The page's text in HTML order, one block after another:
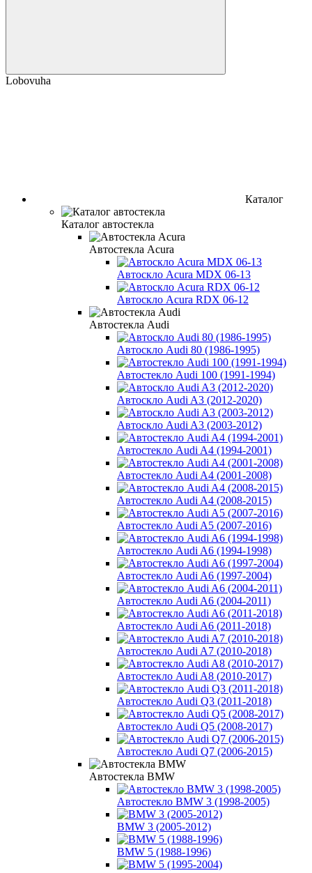
Lobovuha
Каталог
Каталог автостекла
Автостекла Acura
Автоскло Acura MDX 06-13
Автоскло Acura RDX 06-12
Автостекла Audi
Автоскло Audi 80 (1986-1995)
Автостекло Audi 100 (1991-1994)
Автоскло Audi A3 (2012-2020)
Автоскло Audi A3 (2003-2012)
Автостекло Audi A4 (1994-2001)
Автостекло Audi A4 (2001-2008)
Автостекло Audi A4 (2008-2015)
Автостекло Audi A5 (2007-2016)
Автостекло Audi A6 (1994-1998)
Автостекло Audi A6 (1997-2004)
Автостекло Audi A6 (2004-2011)
Автостекло Audi A6 (2011-2018)
Автостекло Audi A7 (2010-2018)
Автостекло Audi A8 (2010-2017)
Автостекло Audi Q3 (2011-2018)
Автостекло Audi Q5 (2008-2017)
Автостекло Audi Q7 (2006-2015)
Автостекла BMW
Автостекло BMW 3 (1998-2005)
BMW 3 (2005-2012)
BMW 5 (1988-1996)